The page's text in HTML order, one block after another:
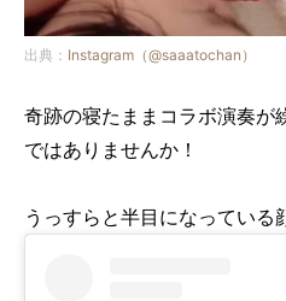
出典： Instagram（@saaatochan）
奇跡の寝たままコラボ演奏が
ではありませんか！
うっすらと半目になっている